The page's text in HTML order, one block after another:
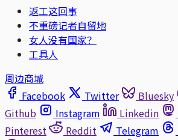
返工这回事
不重磅记者自留地
女人没有国家？
工具人
周边商城
Facebook
Twitter Bluesky
Github
Instagram Linkedin
Pinterest
Reddit Telegram